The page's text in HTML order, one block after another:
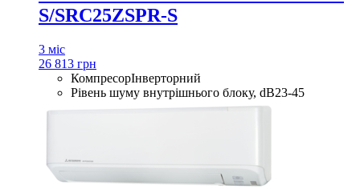
S/SRC25ZSPR-S
3 міс
26 813 грн
КомпресорІнверторний
Рівень шуму внутрішнього блоку, dB23-45